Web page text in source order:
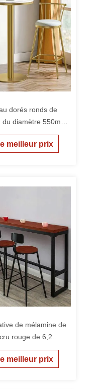
dorés ronds de
diamètre 550mm
meilleur prix
de mélamine de
rouge de 6,2
meilleur prix